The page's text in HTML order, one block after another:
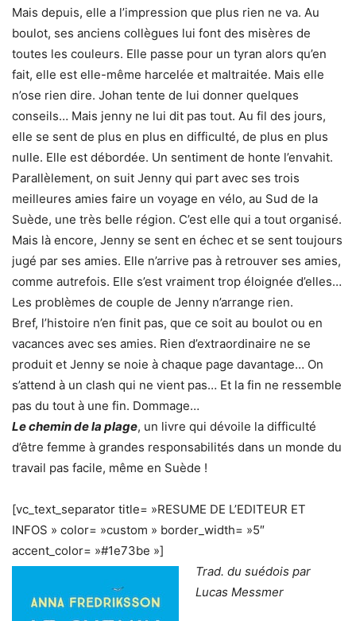
Mais depuis, elle a l’impression que plus rien ne va. Au
boulot, ses anciens collègues lui font des misères de
toutes les couleurs. Elle passe pour un tyran alors qu’en
fait, elle est elle-même harcelée et maltraitée. Mais elle
n’ose rien dire. Johan tente de lui donner quelques
conseils… Mais jenny ne lui dit pas tout. Au fil des jours,
elle se sent de plus en plus en difficulté, de plus en plus
nulle. Elle est débordée. Un sentiment de honte l’envahit.
Parallèlement, on suit Jenny qui part avec ses trois
meilleures amies faire un voyage en vélo, au Sud de la
Suède, une très belle région. C’est elle qui a tout organisé.
Mais là encore, Jenny se sent en échec et se sent toujours
jugé par ses amies. Elle n’arrive pas à retrouver ses amies,
comme autrefois. Elle s’est vraiment trop éloignée d’elles…
Les problèmes de couple de Jenny n’arrange rien.
Bref, l’histoire n’en finit pas, que ce soit au boulot ou en
vacances avec ses amies. Rien d’extraordinaire ne se
produit et Jenny se noie à chaque page davantage… On
s’attend à un clash qui ne vient pas… Et la fin ne ressemble
pas du tout à une fin. Dommage…
Le chemin de la plage, un livre qui dévoile la difficulté
d’être femme à grandes responsabilités dans un monde du
travail pas facile, même en Suède !
[vc_text_separator title= »RESUME DE L’EDITEUR ET
INFOS » color= »custom » border_width= »5″
accent_color= »#1e73be »]
Trad. du suédois par
Lucas Messmer